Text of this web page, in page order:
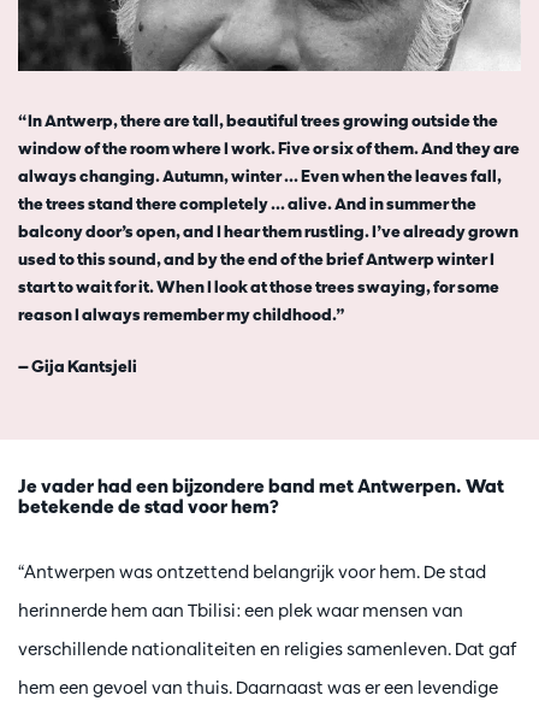
“In Antwerp, there are tall, beautiful trees growing outside the
window of the room where I work. Five or six of them. And they are
always changing. Autumn, winter ... Even when the leaves fall,
the trees stand there completely ... alive. And in summer the
balcony door’s open, and I hear them rustling. I’ve already grown
used to this sound, and by the end of the brief Antwerp winter I
start to wait for it. When I look at those trees swaying, for some
reason I always remember my childhood.”
— Gija Kantsjeli
Je vader had een bijzondere band met Antwerpen. Wat
betekende de stad voor hem?
“Antwerpen was ontzettend belangrijk voor hem. De stad
herinnerde hem aan Tbilisi: een plek waar mensen van
verschillende nationaliteiten en religies samenleven. Dat gaf
hem een gevoel van thuis. Daarnaast was er een levendige